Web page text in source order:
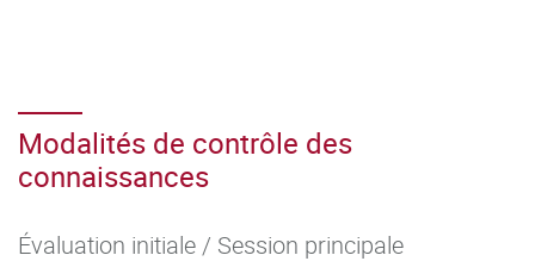
Modalités de contrôle des
connaissances
Évaluation initiale / Session principale